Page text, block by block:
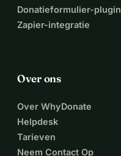
Donatieformulier-plugin
Zapier-integratie
Over ons
Over WhyDonate
Helpdesk
Tarieven
Neem Contact Op